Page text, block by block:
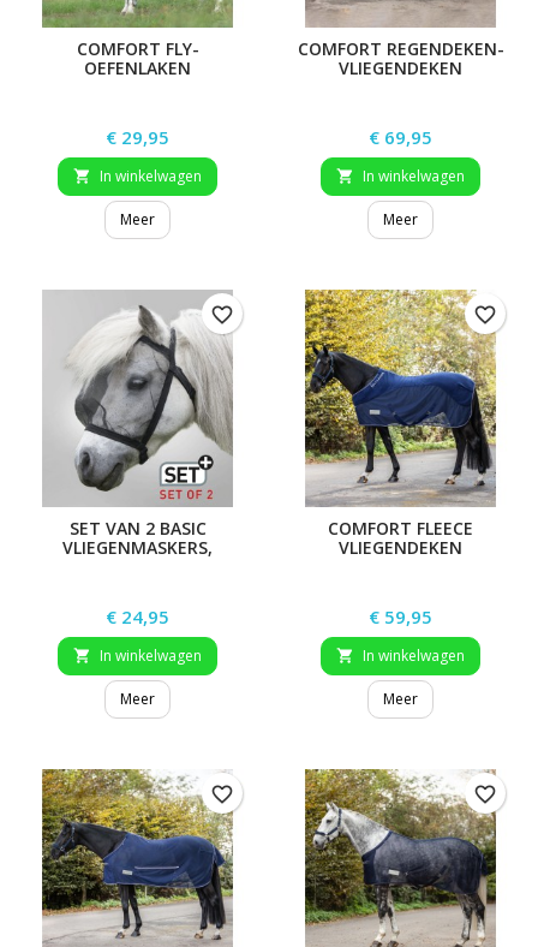
COMFORT FLY-
OEFENLAKEN
Prijs
€ 29,95
 In winkelwagen
Meer
COMFORT REGENDEKEN-
VLIEGENDEKEN
Prijs
€ 69,95
 In winkelwagen
Meer
SET VAN 2 BASIC
VLIEGENMASKERS,
Prijs
€ 24,95
 In winkelwagen
Meer
favorite_border
COMFORT FLEECE
VLIEGENDEKEN
Prijs
€ 59,95
 In winkelwagen
Meer
favorite_border
favorite_border favorite_border